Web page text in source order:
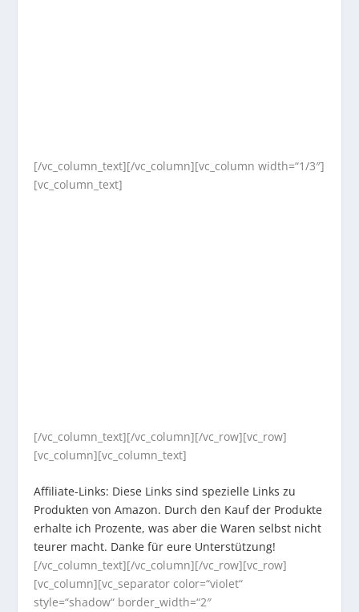
[/vc_column_text][/vc_column][vc_column width=“1/3″]
[vc_column_text]
[/vc_column_text][/vc_column][/vc_row][vc_row]
[vc_column][vc_column_text]
Affiliate-Links: Diese Links sind spezielle Links zu
Produkten von Amazon. Durch den Kauf der Produkte
erhalte ich Prozente, was aber die Waren selbst nicht
teurer macht. Danke für eure Unterstützung!
[/vc_column_text][/vc_column][/vc_row][vc_row]
[vc_column][vc_separator color=“violet“
style=“shadow“ border_width=“2″